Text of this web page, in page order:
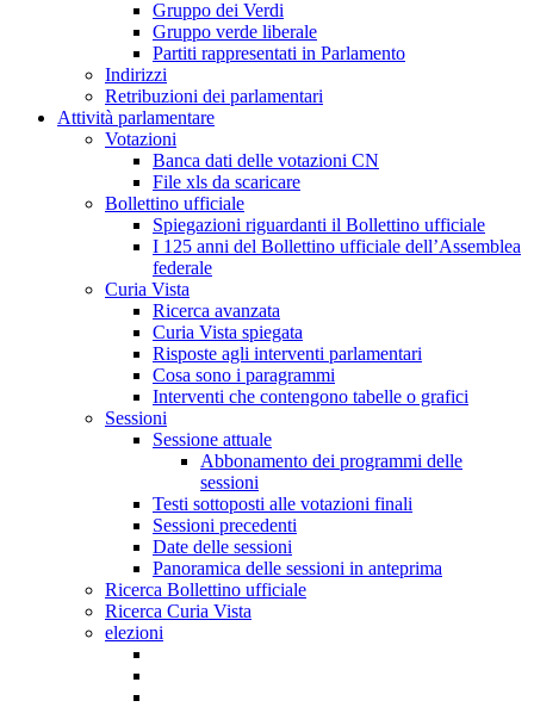
Gruppo dei Verdi
Gruppo verde liberale
Partiti rappresentati in Parlamento
Indirizzi
Retribuzioni dei parlamentari
Attività parlamentare
Votazioni
Banca dati delle votazioni CN
File xls da scaricare
Bollettino ufficiale
Spiegazioni riguardanti il Bollettino ufficiale
I 125 anni del Bollettino ufficiale dell’Assemblea
federale
Curia Vista
Ricerca avanzata
Curia Vista spiegata
Risposte agli interventi parlamentari
Cosa sono i paragrammi
Interventi che contengono tabelle o grafici
Sessioni
Sessione attuale
Abbonamento dei programmi delle
sessioni
Testi sottoposti alle votazioni finali
Sessioni precedenti
Date delle sessioni
Panoramica delle sessioni in anteprima
Ricerca Bollettino ufficiale
Ricerca Curia Vista
elezioni